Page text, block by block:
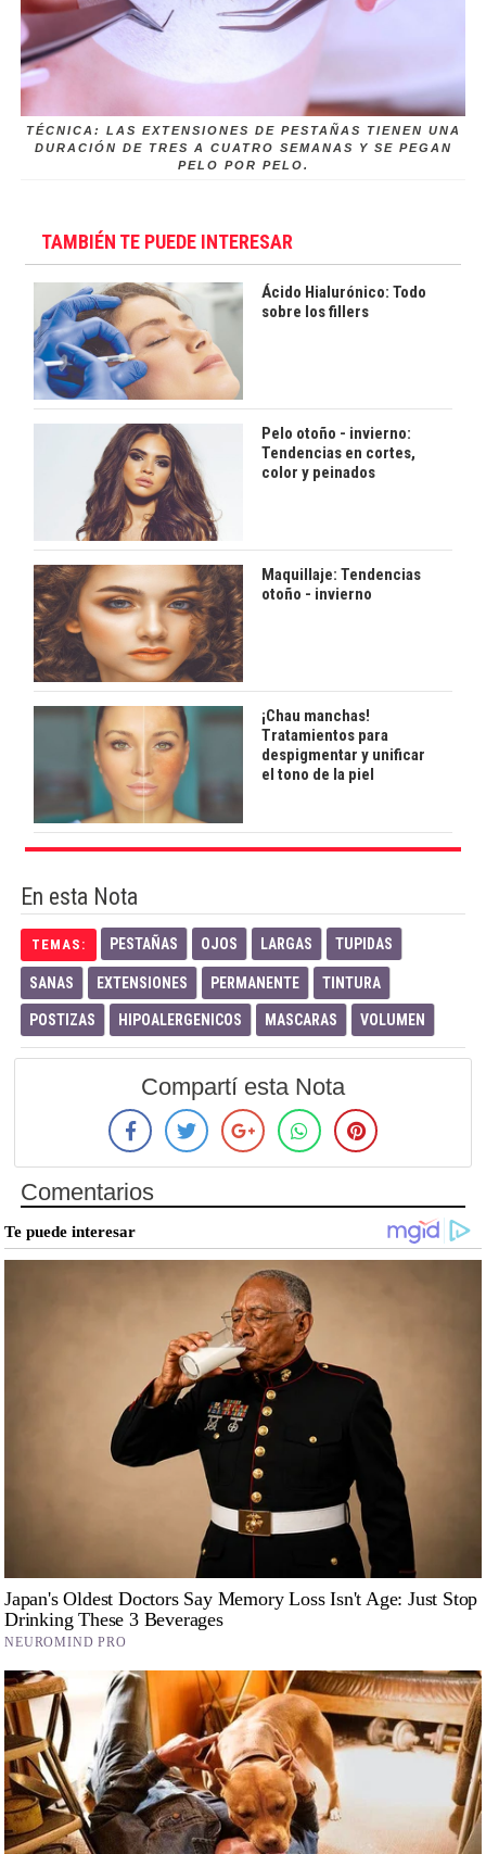
TÉCNICA: LAS EXTENSIONES DE PESTAÑAS TIENEN UNA
DURACIÓN DE TRES A CUATRO SEMANAS Y SE PEGAN
PELO POR PELO.
TAMBIÉN TE PUEDE INTERESAR
Ácido Hialurónico: Todo
sobre los fillers
Pelo otoño - invierno:
Tendencias en cortes,
color y peinados
Maquillaje: Tendencias
otoño - invierno
¡Chau manchas!
Tratamientos para
despigmentar y unificar
el tono de la piel
En esta Nota
TEMAS: PESTAÑAS OJOS LARGAS TUPIDAS
SANAS EXTENSIONES PERMANENTE TINTURA
POSTIZAS HIPOALERGENICOS MASCARAS VOLUMEN
Compartí esta Nota
Comentarios